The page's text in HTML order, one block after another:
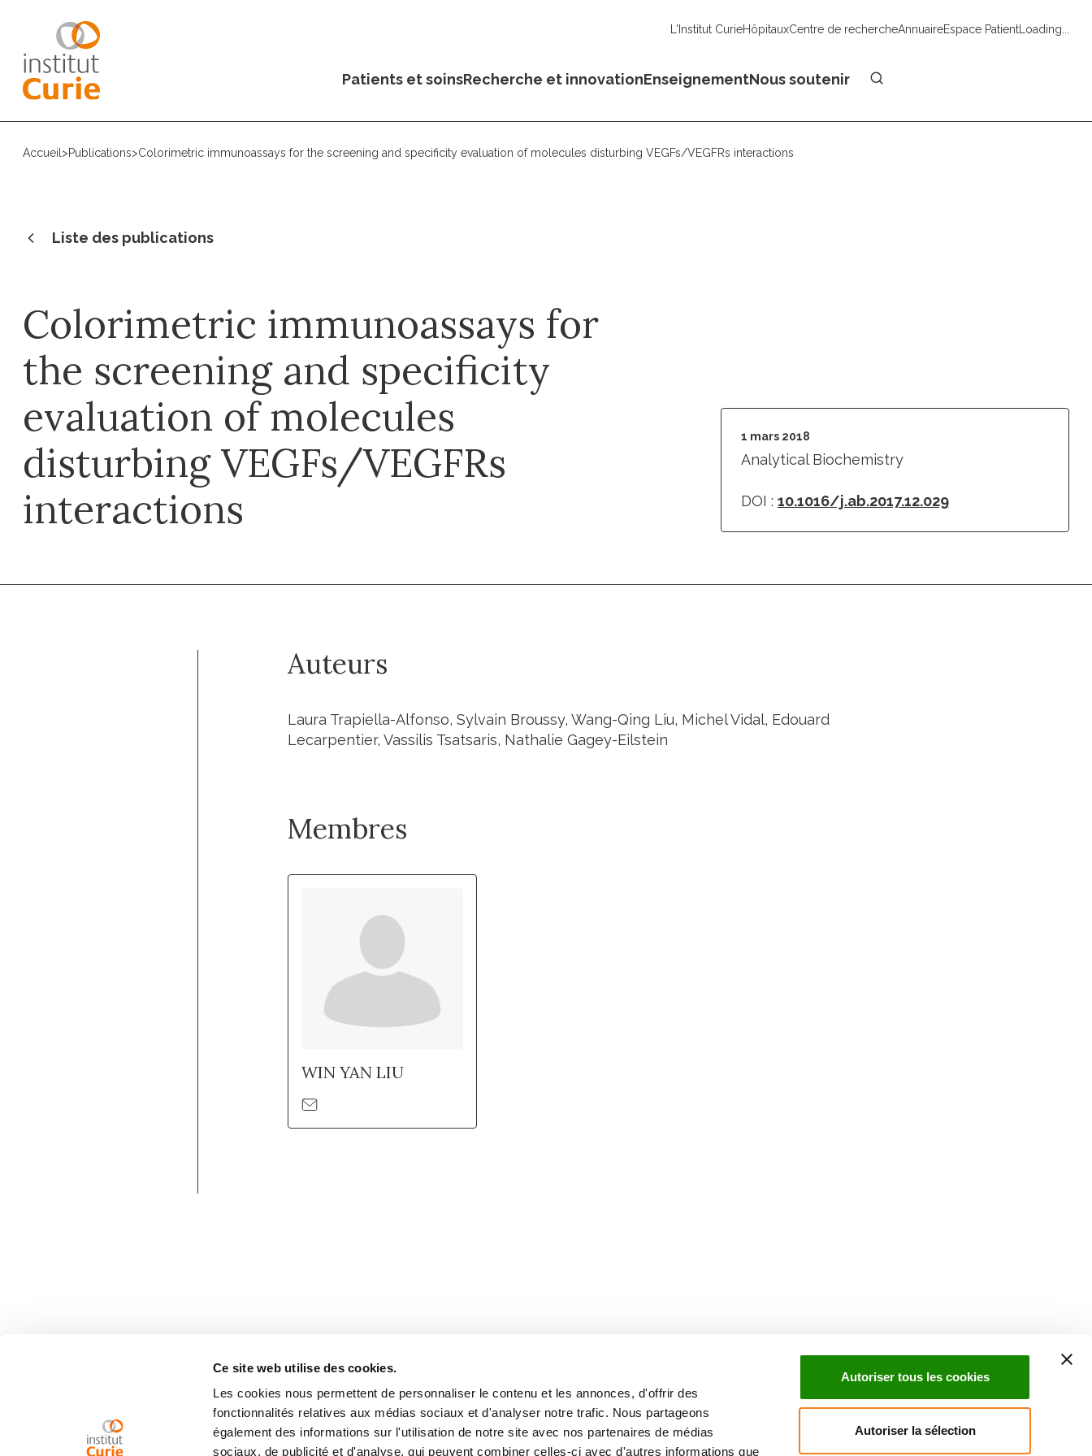
Ce site web utilise des cookies.
Les cookies nous permettent de personnaliser le contenu et les annonces, d'offrir des
fonctionnalités relatives aux médias sociaux et d'analyser notre trafic. Nous partageons
également des informations sur l'utilisation de notre site avec nos partenaires de médias
sociaux, de publicité et d'analyse, qui peuvent combiner celles-ci avec d'autres informations que
Autoriser tous les cookies
Autoriser la sélection
L'Institut CurieHôpitauxCentre de rechercheAnnuaireEspace PatientLoading...
Patients et soinsRecherche et innovationEnseignementNous soutenir
Accueil >Publications>Colorimetric immunoassays for the screening and specificity evaluation of molecules disturbing VEGFs/VEGFRs interactions
Liste des publications
Colorimetric immunoassays for
the screening and specificity
evaluation of molecules
disturbing VEGFs/VEGFRs
interactions
1 mars 2018
Analytical Biochemistry
DOI : 10.1016/j.ab.2017.12.029
Auteurs
Laura Trapiella-Alfonso, Sylvain Broussy, Wang-Qing Liu, Michel Vidal, Edouard
Lecarpentier, Vassilis Tsatsaris, Nathalie Gagey-Eilstein
Membres
WIN YAN LIU
Inscrivez-vous à la newsletter